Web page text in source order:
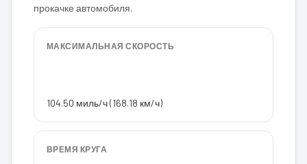
прокачке автомобиля.
МАКСИМАЛЬНАЯ СКОРОСТЬ
104.50 миль/ч (168.18 км/ч)
ВРЕМЯ КРУГА